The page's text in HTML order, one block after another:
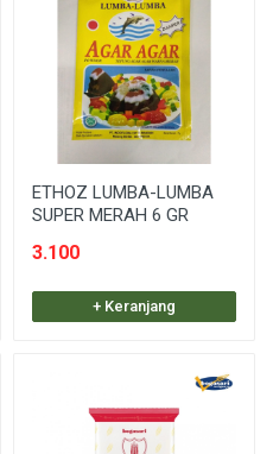
ETHOZ LUMBA-LUMBA
SUPER MERAH 6 GR
3.100
+ Keranjang